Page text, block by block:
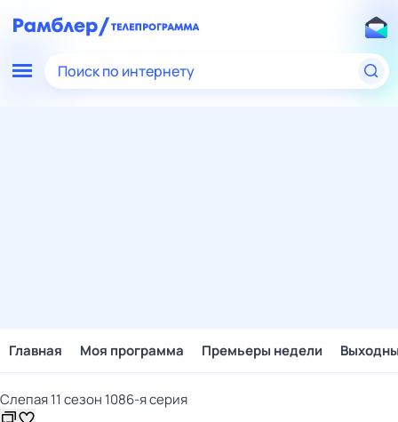
Поиск по интернету
Главная Моя программа Премьеры недели
Слепая 11 сезон 1086-я серия